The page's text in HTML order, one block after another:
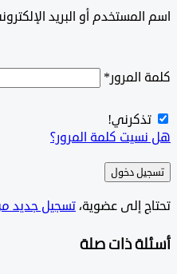
أو البريد الإلكتروني*
*
كلمة المرور؟
دخول
إلى عضوية،‫تسجيل جديد من هنا
ذات صلة